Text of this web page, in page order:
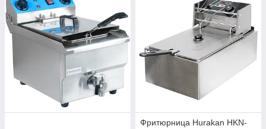
Фритюрница Hurakan HKN-